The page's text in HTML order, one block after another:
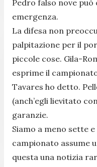
Pedro falso nove può
emergenza.
La difesa non
palpitazione per il
piccole cose. Gila-
esprime il
Tavares ho detto.
(anch’egli lievitato
garanzie.
Siamo a meno sette e
campionato assume
questa una notizia